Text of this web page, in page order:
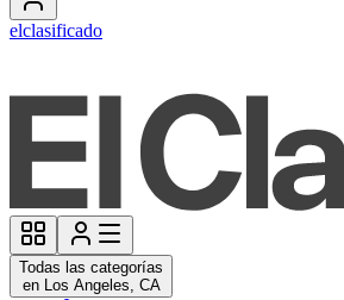
elclasificado
Todas las categorías
en Los Angeles, CA